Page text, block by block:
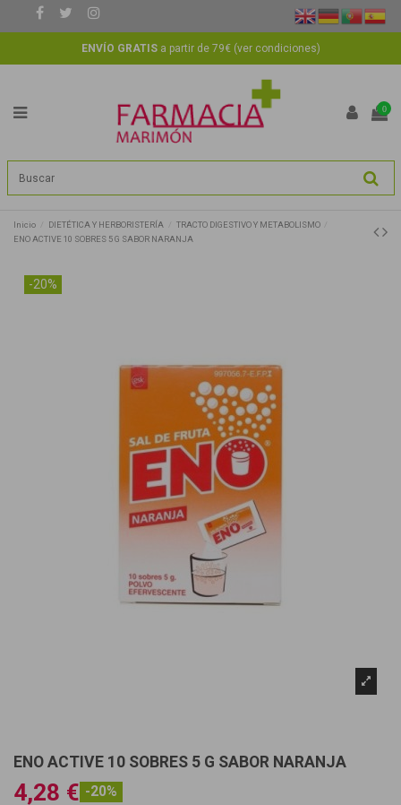
ENVÍO GRATISa partir de 79€ (ver condiciones)
0
Inicio DIETÉTICA Y HERBORISTERÍA
TRACTO DIGESTIVO Y METABOLISMO
ENO ACTIVE 10 SOBRES 5 G SABOR NARANJA
-20%
ENO ACTIVE 10 SOBRES 5 G SABOR NARANJA
4,28 € -20%